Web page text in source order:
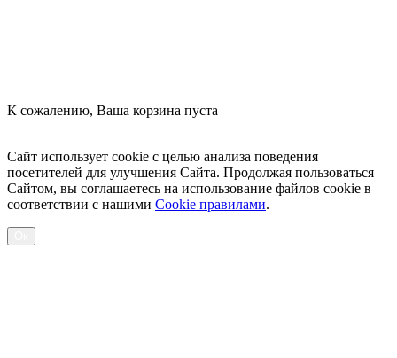
К сожалению, Ваша корзина пуста
Сайт использует cookie с целью анализа поведения
посетителей для улучшения Сайта. Продолжая пользоваться
Сайтом, вы соглашаетесь на использование файлов cookie в
соответствии с нашими Cookiе правилами.